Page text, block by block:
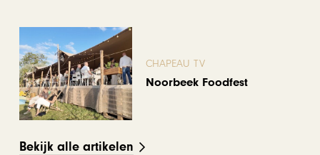
CHAPEAU TV
Noorbeek Foodfest
Bekijk alle artikelen